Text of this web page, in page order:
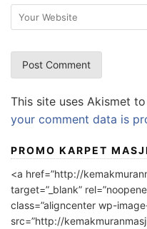
This site uses Akismet
your comment data is
PROMO KARPET
<a href=”http://
target=”_blank”
class=”aligncenter wp-
src=”http://